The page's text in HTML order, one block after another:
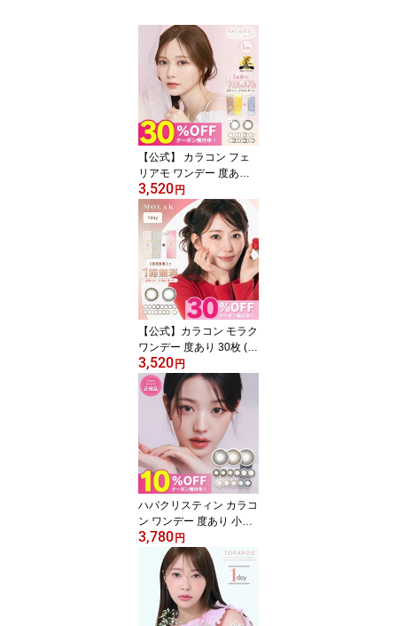
【公式】 カラコン フェ
リアモ ワンデー 度あり 3
0枚 (10枚3箱) feliamo
【1箱分無料】まいやん
白石麻衣 ナチュラル 人
気 カラーコンタクト カ
ラーコンタクトレンズ 1
day コンタクト 高含水 U
Vカット 小さめ 大人 学
校 0.75 コーヒーゼリー
ウーロンティー シアーブ
ラウン
3,520 円
【公式】カラコン モラク
ワンデー 度あり 30枚 (1
0枚 3箱) ナチュラル MO
LAK 水光カラコン 当日
発送 宮脇咲良 カラーコ
ンタクト カラーコンタク
トレンズ 1day 度なし コ
ンタクト 高含水 UVカッ
ト 人気 韓国 0.75 ダズル
グレー ブラウンバニー
ドーリッシュグレー
3,520 円
ハパクリスティン カラコ
ン ワンデー 度あり 小さ
め 10枚 2箱 Hapa Kristin
水光カラコン 韓国カラコ
ン ウォニョン カラーコ
ンタクト カラーコンタク
トレンズ 1day 度なし 韓
国 低含水 高含水 すいこ
3,780 円